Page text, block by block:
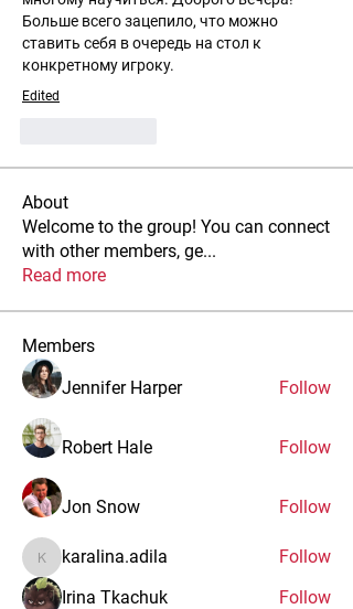
Больше всего зацепило, что можно
ставить себя в очередь на стол к
конкретному игроку.
Edited
About
Welcome to the group! You can connect
with other members, ge...
Read more
Members
Jennifer Harper
Follow
Robert Hale Follow
Jon Snow Follow
karalina.adila
karalina.adila
Follow
Irina Tkachuk
Follow